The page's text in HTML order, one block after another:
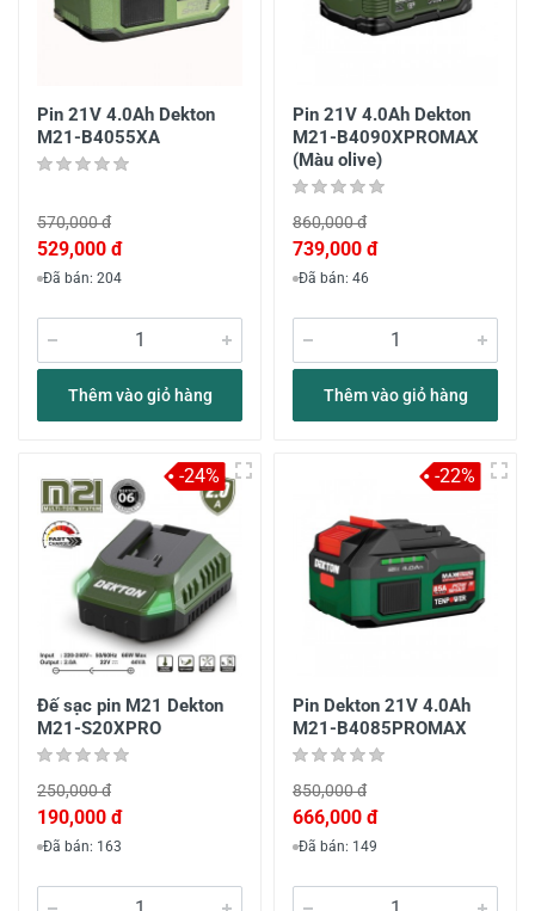
Pin 21V 4.0Ah Dekton
M21-B4055XA
570,000 đ
529,000 đ
Đã bán: 204
Thêm vào giỏ hàng
Pin 21V 4.0Ah Dekton
M21-B4090XPROMAX
(Màu olive)
860,000 đ
739,000 đ
Đã bán: 46
Thêm vào giỏ hàng
Đế sạc pin M21 Dekton
M21-S20XPRO
250,000 đ
190,000 đ
Đã bán: 163
-24%
Pin Dekton 21V 4.0Ah
M21-B4085PROMAX
850,000 đ
666,000 đ
Đã bán: 149
-22%